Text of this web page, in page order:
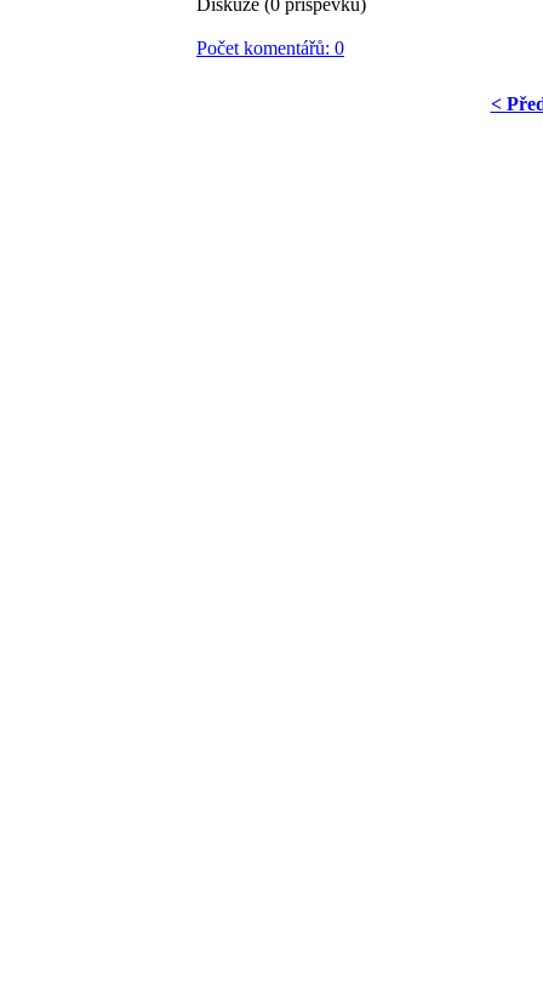
Diskuze (0 příspěvků)
Počet komentářů: 0
<